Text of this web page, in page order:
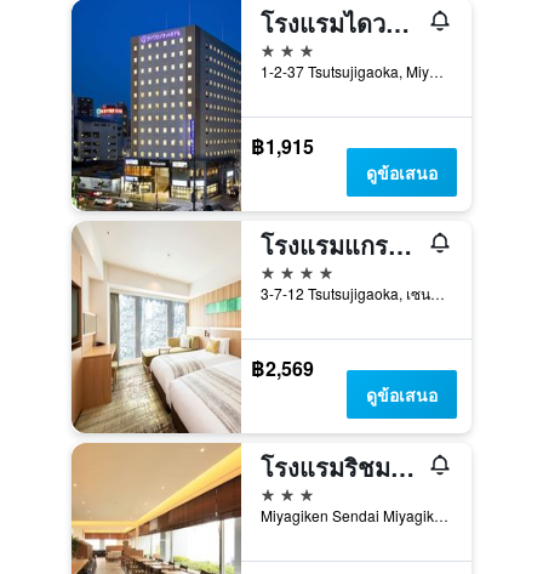
โรงแรมไดวะ รอยเนต เซนได
3 ดาว
1-2-37 Tsutsujigaoka, Miyagino, เซนได, ญี่ปุ่น
฿1,915
ดูข้อเสนอ
โรงแรมแกรนด์ บาค เซนได
4 ดาว
3-7-12 Tsutsujigaoka, เซนได, ญี่ปุ่น
฿2,569
ดูข้อเสนอ
โรงแรมริชมอนด์ พรีเมียร์ เซนได เอกิมาเอะ
3 ดาว
Miyagiken Sendai Miyagiken 980 0021, เซนได, ญี่ปุ่น